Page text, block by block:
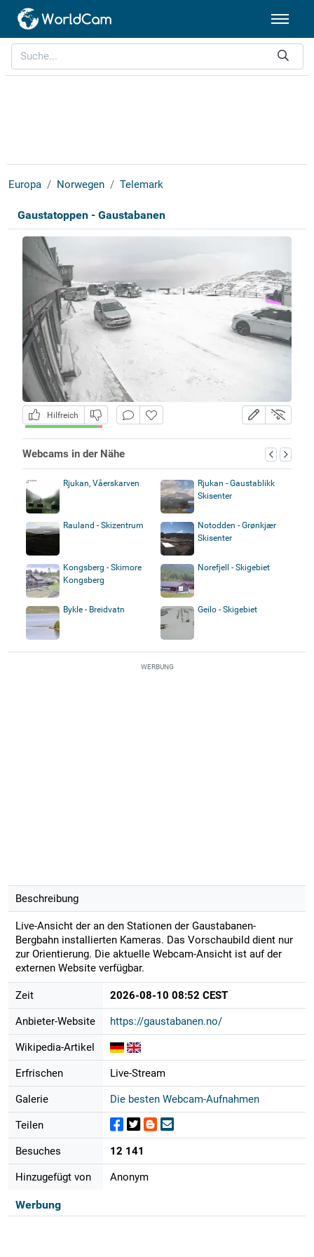
Europa Norwegen Telemark
Gaustatoppen - Gaustabanen
Hilfreich
Webcams in der Nähe
Rjukan, Våerskarven
Rjukan - Gaustablikk
Skisenter
Rauland - Skizentrum
Notodden - Grønkjær
Skisenter
Kongsberg - Skimore
Kongsberg
Norefjell - Skigebiet
Bykle - Breidvatn Geilo - Skigebiet
WERBUNG
Beschreibung
Live-Ansicht der an den Stationen der Gaustabanen-
Bergbahn installierten Kameras. Das Vorschaubild dient nur
zur Orientierung. Die aktuelle Webcam-Ansicht ist auf der
externen Website verfügbar.
Zeit 2026-08-10 08:52 CEST
Anbieter-Website https://gaustabanen.no/
Wikipedia-Artikel
Erfrischen Live-Stream
Galerie Die besten Webcam-Aufnahmen
Teilen
Besuches 12 141
Hinzugefügt von Anonym
Werbung